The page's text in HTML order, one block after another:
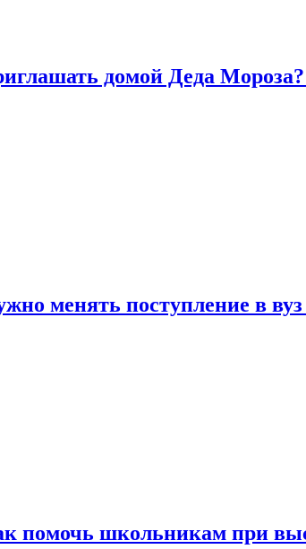
домой Деда
менять поступление в
помочь школьникам при